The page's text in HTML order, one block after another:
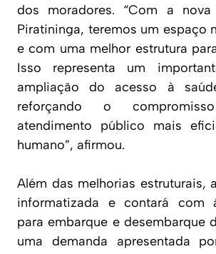
dos moradores. “Com a
Piratininga, teremos um espaço
e com uma melhor estrutura
Isso representa um
ampliação do acesso à
reforçando o
atendimento público mais
humano”, afirmou.
Além das melhorias estruturais,
informatizada e contará com
para embarque e desembarque
uma demanda apresentada